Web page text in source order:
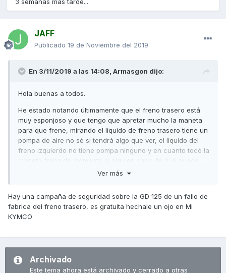
3 semanas más tarde...
JAFF
Publicado 19 de Noviembre del 2019
En 3/11/2019 a las 14:08, Armasgon dijo:
Hola buenas a todos.
He estado notando últimamente que el freno trasero está
muy esponjoso y que tengo que apretar mucho la maneta
para que frene, mirando el líquido de freno trasero tiene un
pompa de aire no sé si tendrá algo que ver, el líquido del
freno izquierdo no tiene pompa ninguno y en cuanto tocó la
maneta frena de momento si alguien sabe de qué puede
ser y si hay algún brico por el foro espero que me lo digan
Ver más
Hay una campaña de seguridad sobre la GD 125 de un fallo de
fabrica del freno trasero, es gratuita hechale un ojo en Mi
KYMCO
Archivado
Este tema ahora está archivado y cerrado a otras